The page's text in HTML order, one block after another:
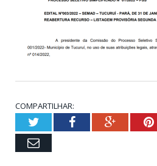
COMPARTILHAR:
TwitterFacebookGoogle+
Email